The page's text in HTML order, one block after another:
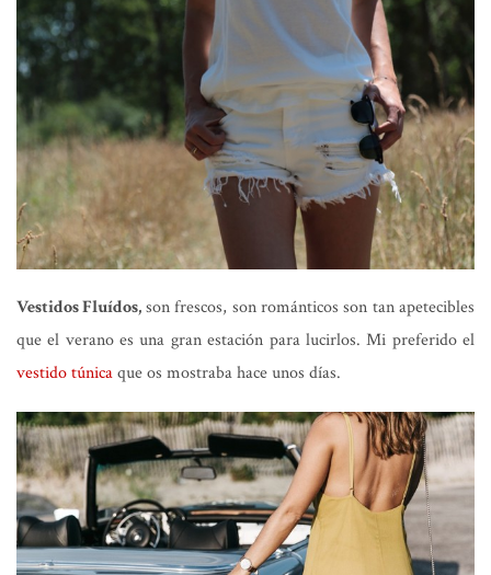
Vestidos Fluídos,son frescos, son románticos son tan apetecibles
que el verano es una gran estación para lucirlos. Mi preferido el
vestido túnicaque os mostraba hace unos días.